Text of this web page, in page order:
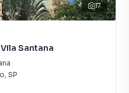
17
Santana
, SP